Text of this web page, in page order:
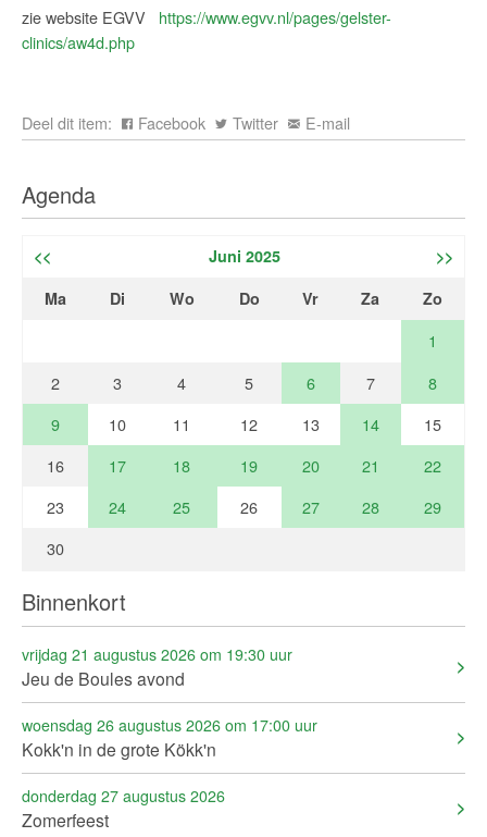
zie website EGVV https://www.egvv.nl/pages/gelster-
clinics/aw4d.php
Deel dit item: Facebook Twitter E-mail
Agenda
<< Juni 2025
>>
Ma
Di Wo Do Vr Za Zo
1
2
3 4 5 6 7
8
9
10 11 12 13 14
15
16
17 18 19 20 21
22
23
24 25 26 27 28
29
30
Binnenkort
vrijdag 21 augustus 2026 om 19:30 uur
Jeu de Boules avond
woensdag 26 augustus 2026 om 17:00 uur
Kokk'n in de grote Kökk'n
donderdag 27 augustus 2026
Zomerfeest